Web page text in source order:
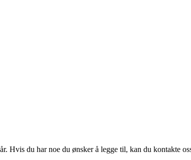
Hvis du har noe du ønsker å legge til, kan du kontakte